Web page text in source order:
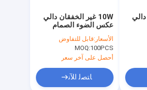
10W غير الخفقان دالي
عكس الضوء الصمام
مستمر
الأسعار:قابل للتفاوض
MOQ:100PCS
أحصل على آخر سعر
ﺎﺘﺼﻟ ﺍﻶﻧ
عالية الكفاءة 58V دالي